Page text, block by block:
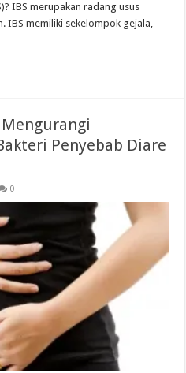
IBS merupakan radang usus
IBS memiliki sekelompok gejala,
Mengurangi
Penyebab Diare
0